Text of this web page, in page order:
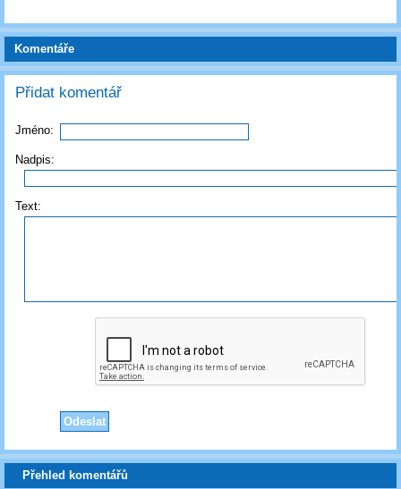
Komentáře
Přidat komentář
Jméno:
Nadpis:
Text:
Přehled komentářů